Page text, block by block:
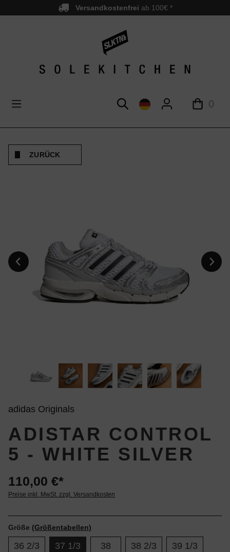
springen Versandkostenfrei ab 100€ *
0
ZURÜCK
adidas Originals
ADISTAR CONTROL
5 - WHITE SILVER
110,00 €*
Preise inkl. MwSt. zzgl. Versandkosten
Größe (Größentabellen)
36 2/3 37 1/3 38 38 2/3 39 1/3